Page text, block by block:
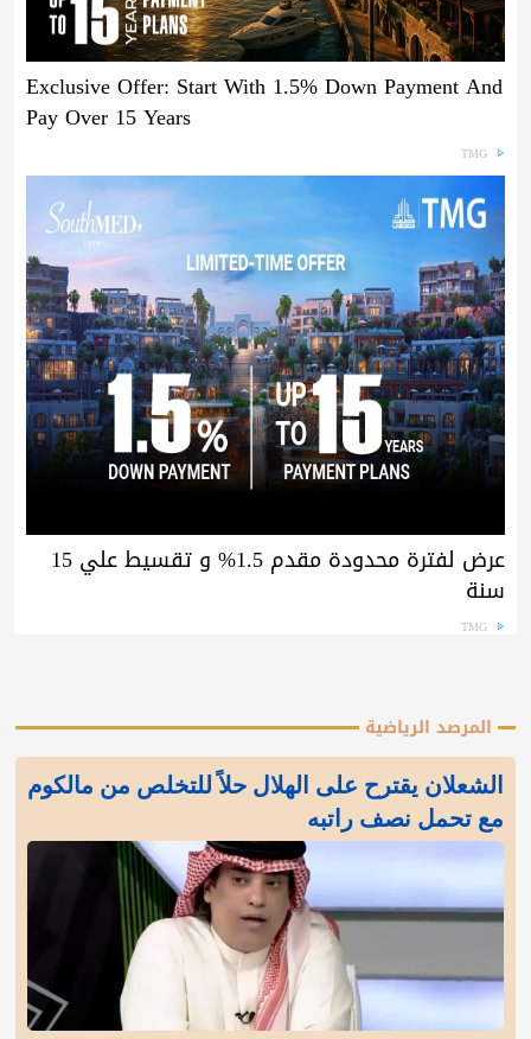
Exclusive Offer: Start With 1.5% Down Payment And
Pay Over 15 Years
TMG
عرض لفترة محدودة مقدم 1.5% و تقسيط علي 15
سنة
TMG
المرصد الرياضية
الشعلان يقترح على الهلال حلاً للتخلص من مالكوم
مع تحمل نصف راتبه